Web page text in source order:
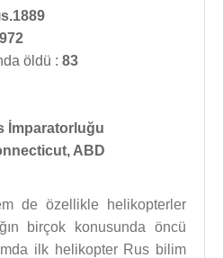
öldü : 83
İmparatorluğu
ABD
de özellikle helikopterler
birçok konusunda öncü
ilk helikopter Rus bilim